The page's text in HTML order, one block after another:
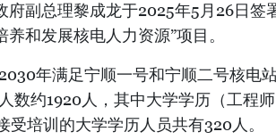
副总理黎成龙于2025年5月26日签
和发展核电人力资源”项目。
年满足宁顺一号和宁顺二号核电
数约1920人，其中大学学历（工程
培训的大学学历人员共有320人。